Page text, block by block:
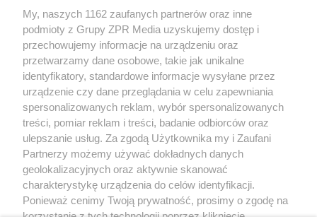
Żaden utwór zamieszczony w serwisie nie może być powielany i
rozpowszechniany lub dalej rozpowszechniany w jakikolwiek sposób (w
tym także elektroniczny lub mechaniczny) na jakimkolwiek polu
eksploatacji w jakiejkolwiek formie, włącznie z umieszczaniem w Internecie
bez pisemnej zgody właściciela praw. Jakiekolwiek użycie lub
wykorzystanie utworów w całości lub w części z naruszeniem prawa, tzn.
bez właściwej zgody, jest zabronione pod groźbą kary i może być ścigane
prawnie.
O nas
My, naszych 1162 zaufanych partnerów oraz inne
podmioty z Grupy ZPR Media uzyskujemy dostęp i
przechowujemy informacje na urządzeniu oraz
przetwarzamy dane osobowe, takie jak unikalne
identyfikatory, standardowe informacje wysyłane przez
urządzenie czy dane przeglądania w celu zapewniania
spersonalizowanych reklam, wybór spersonalizowanych
treści, pomiar reklam i treści, badanie odbiorców oraz
ulepszanie usług. Za zgodą Użytkownika my i Zaufani
Partnerzy możemy używać dokładnych danych
geolokalizacyjnych oraz aktywnie skanować
charakterystykę urządzenia do celów identyfikacji.
Ponieważ cenimy Twoją prywatność, prosimy o zgodę na
korzystanie z tych technologii poprzez kliknięcie